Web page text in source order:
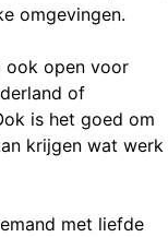
omgevingen.
ook open voor
of
is het goed om
krijgen wat werk
met liefde